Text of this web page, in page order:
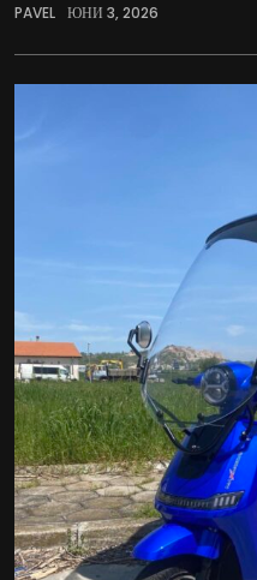
PAVEL ЮНИ 3, 2026